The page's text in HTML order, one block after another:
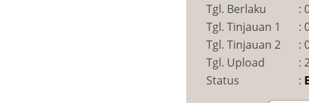
Tgl. Berlaku
:
Tgl. Tinjauan 1
:
Tgl. Tinjauan 2
:
Tgl. Upload
:
Status
: